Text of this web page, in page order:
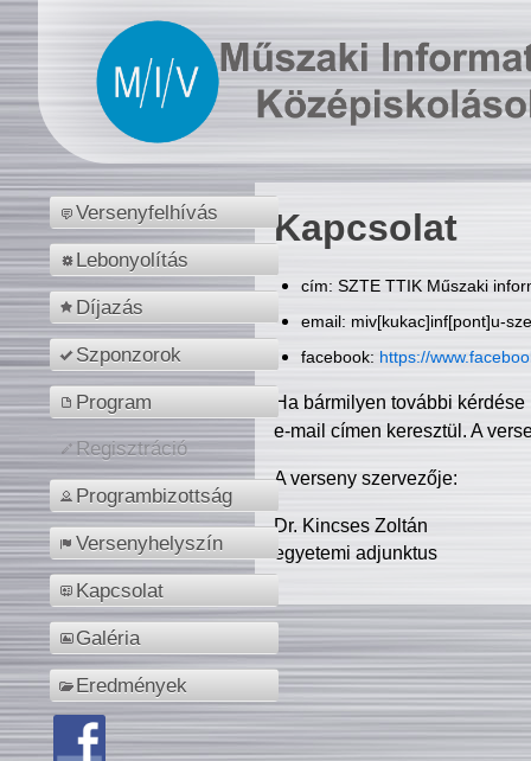
Versenyfelhívás
Lebonyolítás
Díjazás
Szponzorok
Program
Regisztráció
Programbizottság
Versenyhelyszín
Kapcsolat
Galéria
Eredmények
Kapcsolat
cím: SZTE TTIK Műszaki
email: miv[kukac]inf[pont]u-
facebook: https://
Ha bármilyen további
e-mail címen keresztül. A
A verseny szervezője:
Dr. Kincses Zoltán
egyetemi adjunktus